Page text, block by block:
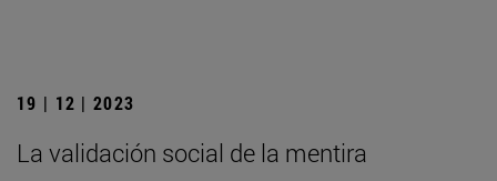
19 | 12 | 2023
La validación social de la mentira